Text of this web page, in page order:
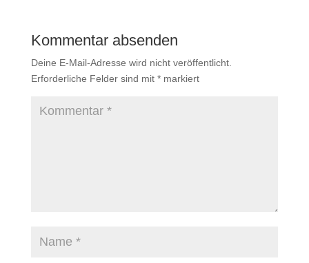
Kommentar absenden
Deine E-Mail-Adresse wird nicht veröffentlicht.
Erforderliche Felder sind mit *markiert